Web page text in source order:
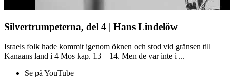
Silvertrumpeterna, del 4 | Hans Lindelöw
Israels folk hade kommit igenom öknen och stod vid gränsen till
Kanaans land i 4 Mos kap. 13 – 14. Men de var inte i ...
Se på YouTube